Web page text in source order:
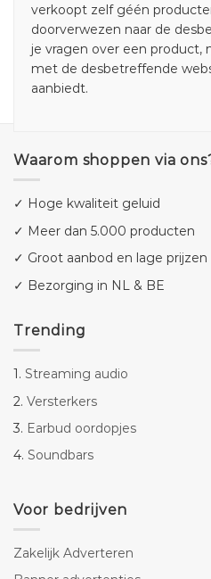
verkoopt zelf géén
doorverwezen naar de
je vragen over een product,
met de desbetreffende
aanbiedt.
Waarom shoppen via
✓ Hoge kwaliteit geluid
✓ Meer dan 5.000 producten
✓ Groot aanbod en lage prijzen
✓ Bezorging in NL & BE
Trending
1. Streaming audio
2. Versterkers
3. Earbud oordopjes
4. Soundbars
Voor bedrijven
Zakelijk Adverteren